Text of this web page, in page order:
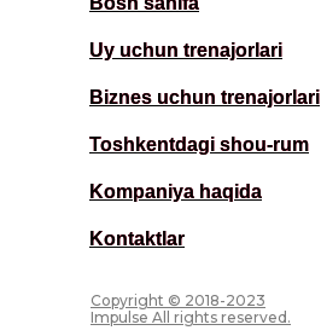
Copyright © 2018-2023
Impulse All rights reserved.
Uy uchun trenajorlari
Biznes uchun trenajorlari
Toshkentdagi shou-rum
Kompaniya haqida
Kontaktlar
Uy uchun trenajorlari
Biznes uchun trenajorlari
Toshkentdagi shou-rum
Kompaniya haqida
Kontaktlar